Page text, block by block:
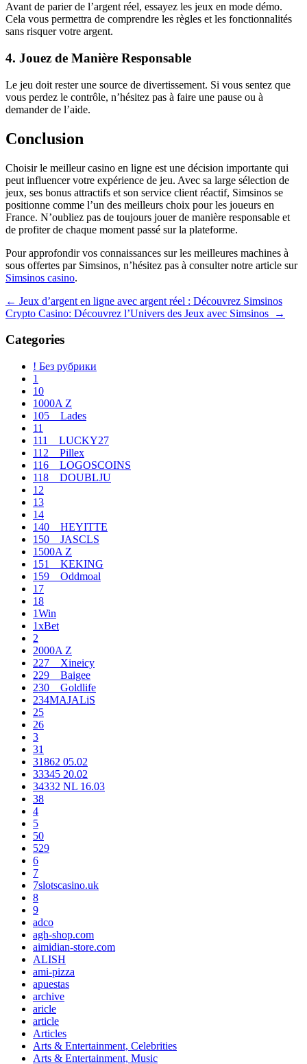
Avant de parier de l’argent réel, essayez les jeux en mode démo.
Cela vous permettra de comprendre les règles et les fonctionnalités
sans risquer votre argent.
4. Jouez de Manière Responsable
Le jeu doit rester une source de divertissement. Si vous sentez que
vous perdez le contrôle, n’hésitez pas à faire une pause ou à
demander de l’aide.
Conclusion
Choisir le meilleur casino en ligne est une décision importante qui
peut influencer votre expérience de jeu. Avec sa large sélection de
jeux, ses bonus attractifs et son service client réactif, Simsinos se
positionne comme l’un des meilleurs choix pour les joueurs en
France. N’oubliez pas de toujours jouer de manière responsable et
de profiter de chaque moment passé sur la plateforme.
Pour approfondir vos connaissances sur les meilleures machines à
sous offertes par Simsinos, n’hésitez pas à consulter notre article sur
Simsinos casino.
Navegación
de
entradas
← Jeux d’argent en ligne avec argent réel : Découvrez Simsinos
Crypto Casino: Découvrez l’Univers des Jeux avec Simsinos
→
Categories
! Без рубрики
1
10
1000A Z
105__Lades
11
111__LUCKY27
112__Pillex
116__LOGOSCOINS
118__DOUBLJU
12
13
14
140__HEYITTE
150__JASCLS
1500A Z
151__KEKING
159__Oddmoal
17
18
1Win
1xBet
2
2000A Z
227__Xineicy
229__Baigee
230__Goldlife
234MAJALiS
25
26
3
31
31862 05.02
33345 20.02
34332 NL 16.03
38
4
5
50
529
6
7
7slotscasino.uk
8
9
adco
agh-shop.com
aimidian-store.com
ALISH
ami-pizza
apuestas
archive
aricle
article
Articles
Arts & Entertainment, Celebrities
Arts & Entertainment, Music